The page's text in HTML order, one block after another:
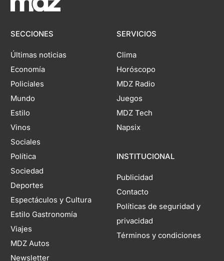
SECCIONES
Últimas noticias
Economía
Policiales
Mundo
Estilo
Vinos
Sociales
Política
Sociedad
Deportes
Espectáculos y Cultura
Estilo Gastronomía
Viajes
MDZ Autos
Newsletter
SERVICIOS
Clima
Horóscopo
MDZ Radio
Juegos
MDZ Tech
Napsix
INSTITUCIONAL
Publicidad
Contacto
Políticas de seguridad y
privacidad
Términos y condiciones